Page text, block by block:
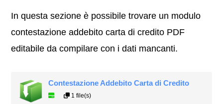
In questa sezione è possibile trovare un modulo
contestazione addebito carta di credito PDF
editabile da compilare con i dati mancanti.
Contestazione Addebito Carta di Credito
1 file(s)